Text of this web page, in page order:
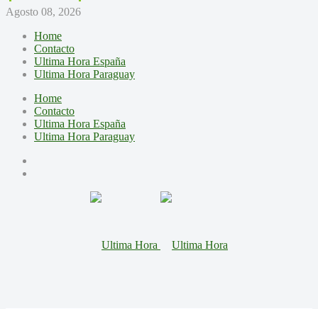
Agosto 08, 2026
Home
Contacto
Ultima Hora España
Ultima Hora Paraguay
Home
Contacto
Ultima Hora España
Ultima Hora Paraguay